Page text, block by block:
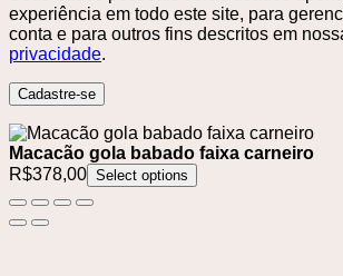
experiência em todo este site, para
conta e para outros fins descritos em
privacidade.
Cadastre-se
Macacão gola babado faixa carneiro
R$378,00 Select options